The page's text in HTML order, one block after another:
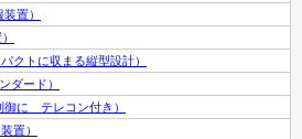
置）
クトに収まる縦型設計）
ダード）
御に テレコン付き）
置）